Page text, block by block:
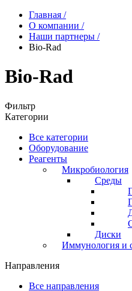
Главная /
О компании /
Наши партнеры /
Bio-Rad
Bio-Rad
Фильтр
Категории
Все категории
Оборудование
Реагенты
Микробиология
Среды
Диски
Иммунология и
Направления
Все направления